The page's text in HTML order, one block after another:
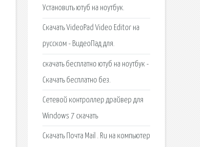
Установить ютуб на ноутбук.
Скачать VideoPad Video Editor на
русском - ВидеоПад для.
скачать бесплатно ютуб на ноутбук -
Скачать бесплатно без.
Сетевой контроллер драйвер для
Windows 7 скачать
Скачать Почта Mail . Ru на компьютер